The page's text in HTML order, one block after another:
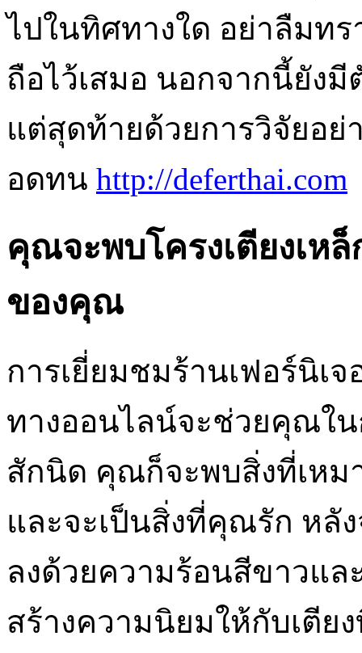
ไปในทิศทางใด อย่าลืมท
ถือไว้เสมอ นอกจากนี้ยังมี
แต่สุดท้ายด้วยการวิจัยอย่
อดทน http://deferthai.com
คุณจะพบโครงเตียงเห
ของคุณ
การเยี่ยมชมร้านเฟอร์นิเ
ทางออนไลน์จะช่วยคุณใ
สักนิด คุณก็จะพบสิ่งที่เห
และจะเป็นสิ่งที่คุณรัก หลั
ลงด้วยความร้อนสีขาวแล
สร้างความนิยมให้กับเตีย